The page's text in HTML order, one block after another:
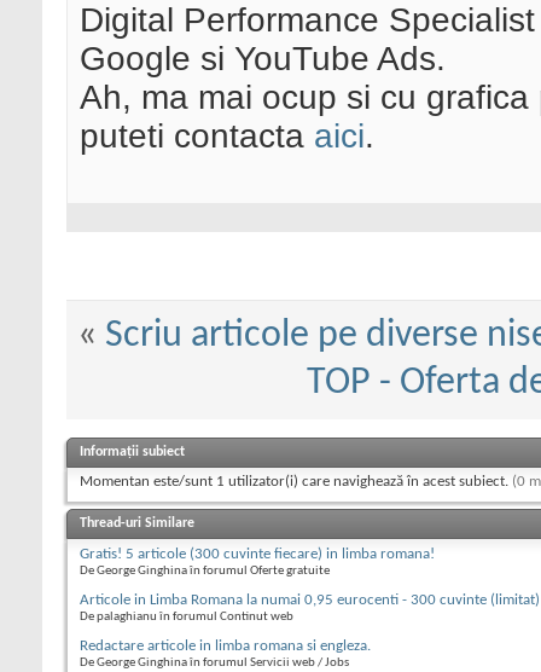
Digital Performance
Google si YouTube Ads.
Ah, ma mai ocup si cu
puteti contacta aici.
« Scriu articole pe diverse
TOP - Oferta
Informații subiect
Momentan este/sunt 1 utilizator(i) care navighează în acest subiect. (0
Thread-uri Similare
Gratis! 5 articole (300 cuvinte fiecare) in limba romana!
De George Ginghina în forumul Oferte gratuite
Articole in Limba Romana la numai 0,95 eurocenti - 300 cuvinte (limitat)
De palaghianu în forumul Continut web
Redactare articole in limba romana si engleza.
De George Ginghina în forumul Servicii web / Jobs